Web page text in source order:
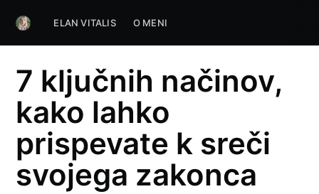
ELAN VITALIS O MENI
7 ključnih načinov,
kako lahko
prispevate k sreči
svojega zakonca